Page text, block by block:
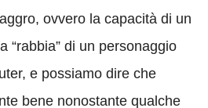
ovvero la capacità di un
“rabbia” di un personaggio
e possiamo dire che
bene nonostante qualche